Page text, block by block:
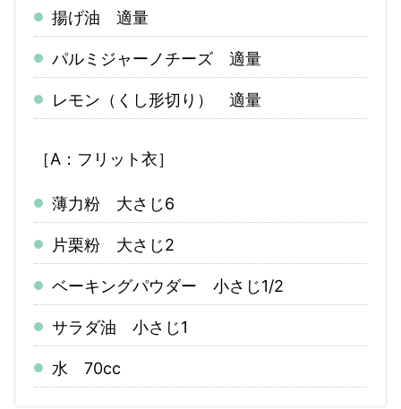
揚げ油 適量
パルミジャーノチーズ 適量
レモン（くし形切り） 適量
［A：フリット衣］
薄力粉 大さじ6
片栗粉 大さじ2
ベーキングパウダー 小さじ1/2
サラダ油 小さじ1
水 70cc